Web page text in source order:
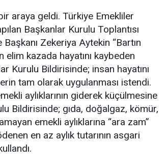
araya geldi. Türkiye Emekliler
Başkanlar Kurulu Toplantısı
Zekeriya Aytekin “Bartın
kazada hayatını kaybeden
Kurulu Bildirisinde; insan hayatını
tam olarak uygulanması istendi.
aylıklarının giderek küçülmesine
Bildirisinde; gıda, doğalgaz, kömür,
emekli aylıklarına “ara zam”
en az aylık tutarının asgari